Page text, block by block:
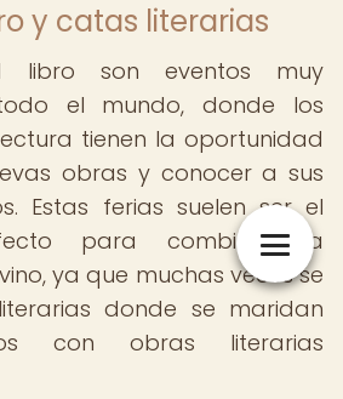
y catas literarias
libro son eventos muy
el mundo, donde los
tienen la oportunidad
obras y conocer a sus
Estas ferias suelen ser el
para combinar la
ya que muchas veces se
donde se maridan
con obras literarias